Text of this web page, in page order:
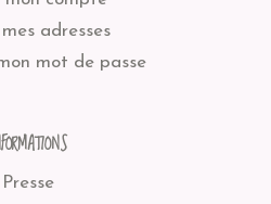
adresses
mot de passe
Presse